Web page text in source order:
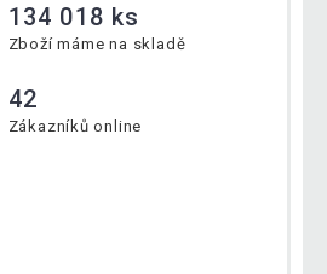
134 018 ks
Zboží máme na skladě
42
Zákazníků online